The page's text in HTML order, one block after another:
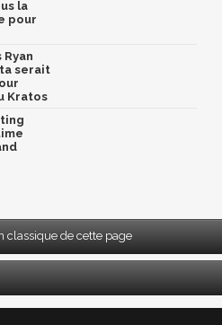
la
pour
serait
Kratos
classique de cette page